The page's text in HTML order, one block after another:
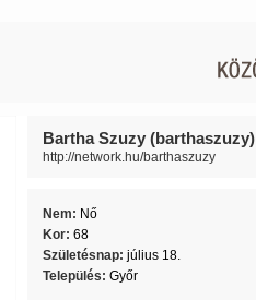
Bartha Szuzy (barthaszuzy)
http://network.hu/barthaszuzy
Nem: Nő
Kor: 68
Születésnap: július 18.
Település: Győr